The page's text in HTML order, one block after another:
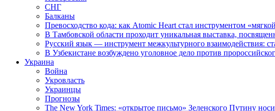
СНГ
Балканы
Превосходство кода: как Atomic Heart стал инструментом
В Тамбовской области проходит уникальная выставка,
Русский язык — инструмент межкультурного взаимодействия:
В Узбекистане возбуждено уголовное дело против
Украина
Война
Укровласть
Украинцы
Прогнозы
The New York Times: «открытое письмо» Зеленского Путину